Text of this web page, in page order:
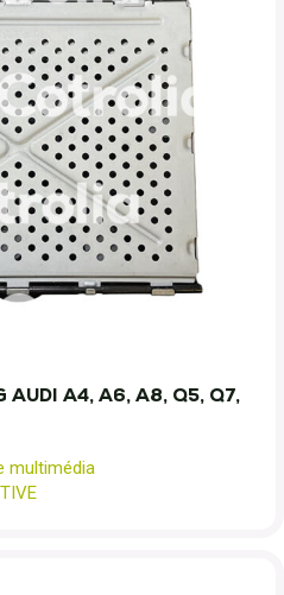
AUDI A4, A6, A8, Q5, Q7,
multimédia